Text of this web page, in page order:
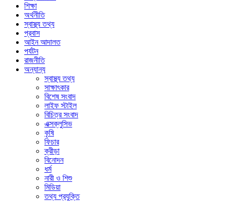
শিক্ষা
অর্থনীতি
স্বাস্থ্য তথ্য
প্রবাস
আইন আদালত
পর্যটন
রাজনীতি
অন্যান্য
স্বাস্থ্য তথ্য
সাক্ষাৎকার
বিশেষ সংবাদ
লাইফ স্টাইল
বিচিত্র সংবাদ
এক্সক্লুসিভ
কৃষি
ফিচার
ক্রীড়া
বিনোদন
ধর্ম
নারী ও শিশু
মিডিয়া
তথ্য প্রযুক্তি